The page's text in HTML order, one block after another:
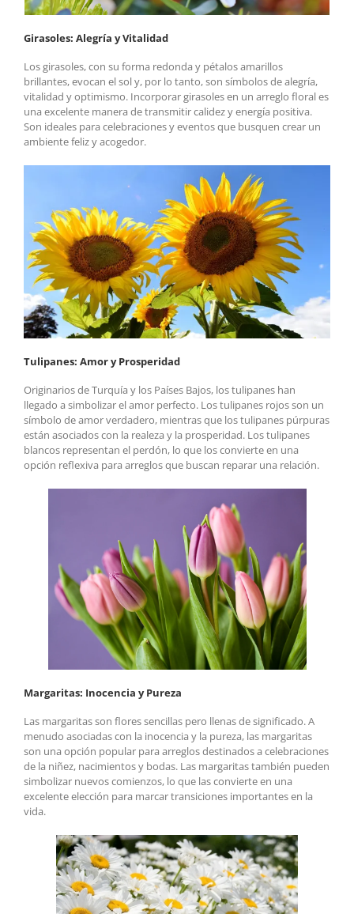
Girasoles: Alegría y Vitalidad
Los girasoles, con su forma redonda y pétalos amarillos
brillantes, evocan el sol y, por lo tanto, son símbolos de alegría,
vitalidad y optimismo. Incorporar girasoles en un arreglo floral es
una excelente manera de transmitir calidez y energía positiva.
Son ideales para celebraciones y eventos que busquen crear un
ambiente feliz y acogedor.
Tulipanes: Amor y Prosperidad
Originarios de Turquía y los Países Bajos, los tulipanes han
llegado a simbolizar el amor perfecto. Los tulipanes rojos son un
símbolo de amor verdadero, mientras que los tulipanes púrpuras
están asociados con la realeza y la prosperidad. Los tulipanes
blancos representan el perdón, lo que los convierte en una
opción reflexiva para arreglos que buscan reparar una relación.
Margaritas: Inocencia y Pureza
Las margaritas son flores sencillas pero llenas de significado. A
menudo asociadas con la inocencia y la pureza, las margaritas
son una opción popular para arreglos destinados a celebraciones
de la niñez, nacimientos y bodas. Las margaritas también pueden
simbolizar nuevos comienzos, lo que las convierte en una
excelente elección para marcar transiciones importantes en la
vida.